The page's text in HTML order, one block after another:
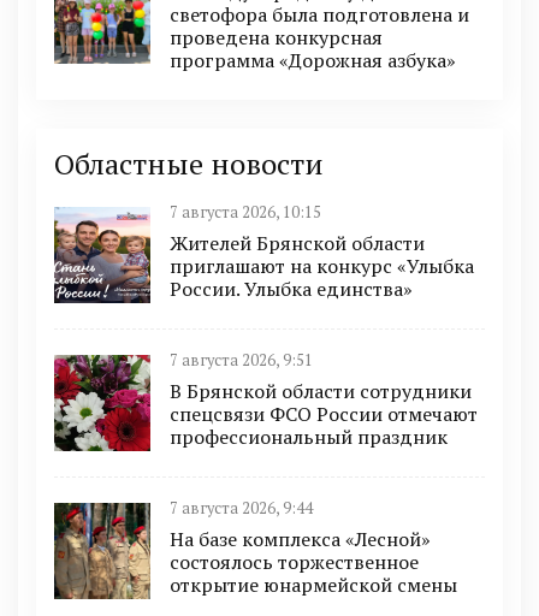
светофора была подготовлена и
проведена конкурсная
программа «Дорожная азбука»
Областные новости
7 августа 2026, 10:15
Жителей Брянской области
приглашают на конкурс «Улыбка
России. Улыбка единства»
7 августа 2026, 9:51
В Брянской области сотрудники
спецсвязи ФСО России отмечают
профессиональный праздник
7 августа 2026, 9:44
На базе комплекса «Лесной»
состоялось торжественное
открытие юнармейской смены